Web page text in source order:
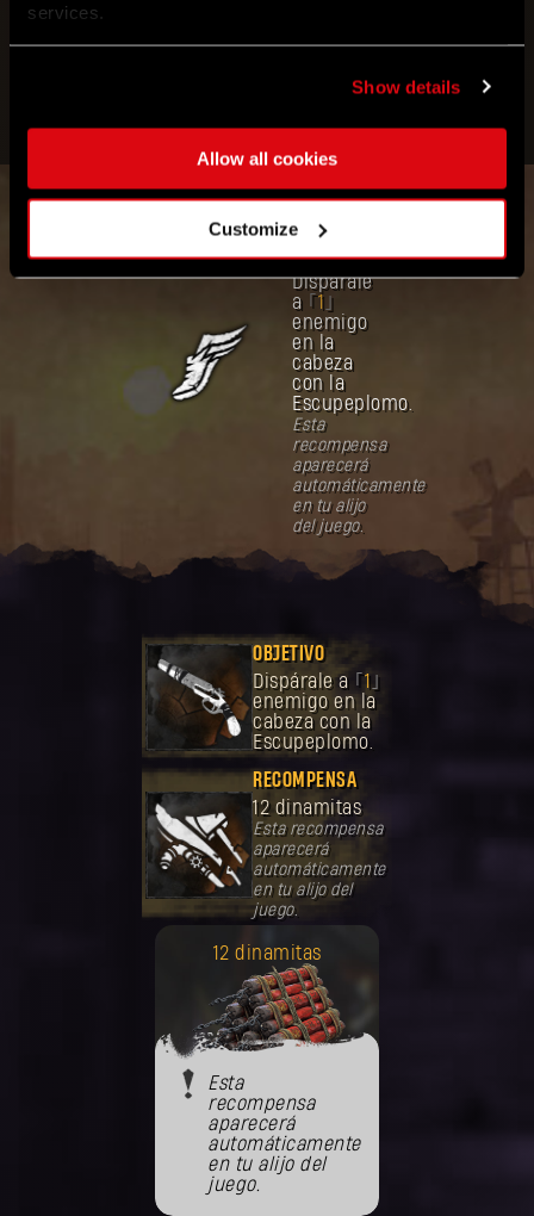
services.
Show details
Allow all cookies
Customize
OBJETIVO PERSONAL
OBJETIVO
DE
Dispárale
a
1
enemigo
en la
cabeza
con la
Escupeplomo.
Esta
recompensa
aparecerá
automáticamente
en tu alijo
del juego.
OBJETIVO
Dispárale a
1
enemigo en la
cabeza con la
Escupeplomo.
RECOMPENSA
12 dinamitas
Esta recompensa
aparecerá
automáticamente
en tu alijo del
juego.
12 dinamitas
Esta
recompensa
aparecerá
automáticamente
en tu alijo del
juego.